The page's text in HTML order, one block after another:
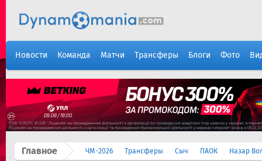
Новости Команда Матчи Трансферы Блоги Фото
Главное ЧМ-2026 Трансферы Сыч ПАОК Назар